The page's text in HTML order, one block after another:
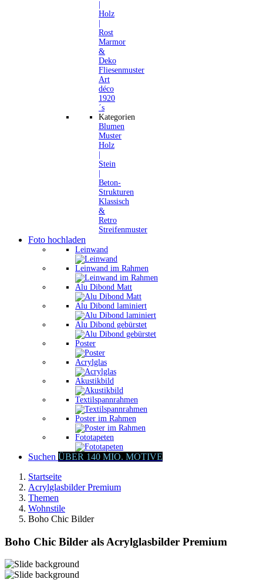
Holz
Rost
Marmor
&
Deko
Fliesenmuster
Art
déco
1920
´s
Kategorien
Blumen
Muster
Holz
Stein
Beton-
Strukturen
Klassisch
&
Retro
Streifenmuster
Foto hochladen
Leinwand
Leinwand im Rahmen
Alu Dibond Matt
Alu Dibond laminiert
Alu Dibond gebürstet
Poster
Acrylglas
Akustikbild
Textilspannrahmen
Poster im Rahmen
Fototapeten
Suchen ÜBER 140 MIO. MOTIVE
Startseite
Acrylglasbilder Premium
Themen
Wohnstile
Boho Chic Bilder
Boho Chic Bilder als Acrylglasbilder Premium